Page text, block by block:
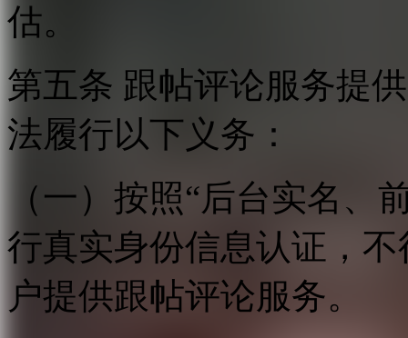
估。
第五条 跟帖评论服务提
法履行以下义务：
（一）按照“后台实名、
行真实身份信息认证，
户提供跟帖评论服务。